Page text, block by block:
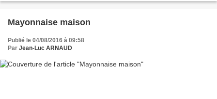
Mayonnaise maison
Publié le 04/08/2016 à 09:58
Par Jean-Luc ARNAUD